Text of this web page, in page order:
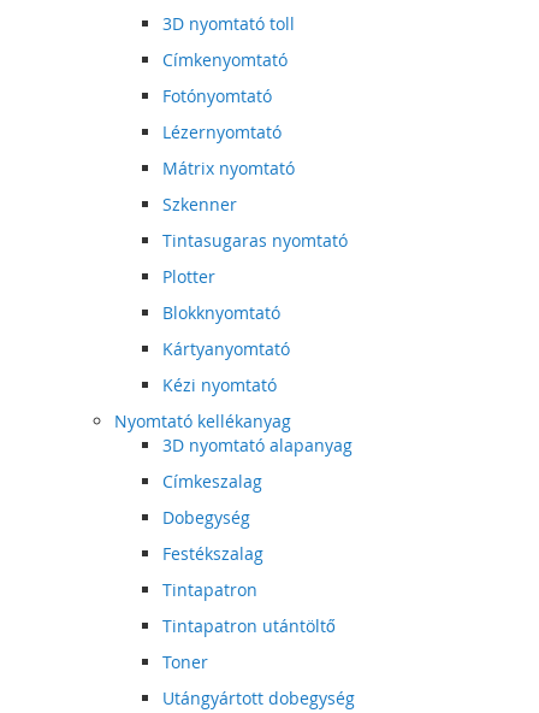
3D nyomtató toll
Címkenyomtató
Fotónyomtató
Lézernyomtató
Mátrix nyomtató
Szkenner
Tintasugaras nyomtató
Plotter
Blokknyomtató
Kártyanyomtató
Kézi nyomtató
Nyomtató kellékanyag
3D nyomtató alapanyag
Címkeszalag
Dobegység
Festékszalag
Tintapatron
Tintapatron utántöltő
Toner
Utángyártott dobegység